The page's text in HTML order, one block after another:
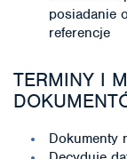
posiadanie
referencje
TERMINY I
Dokumenty